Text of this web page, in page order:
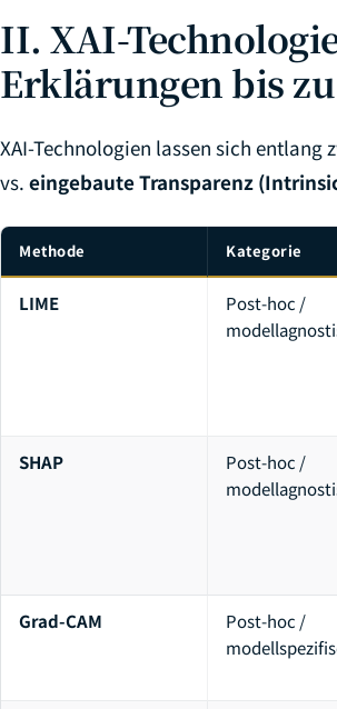
II. XAI-
Erklärungen bis
XAI-Technologien lassen sich
vs. eingebaute Transparenz
Methode Kategorie
LIME
Post-hoc /
SHAP
Post-hoc /
Grad-CAM
Post-hoc /